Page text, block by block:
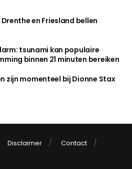
en Friesland bellen
tsunami kan populaire
binnen 21 minuten bereiken
zijn momenteel bij Dionne Stax
Disclaimer
Contact